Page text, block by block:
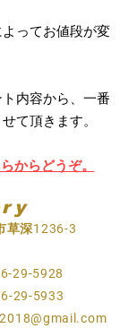
ってお値段が変
内容から、一番
て頂きます。
からどうぞ。
草深1236-3
29-5928
29-5933